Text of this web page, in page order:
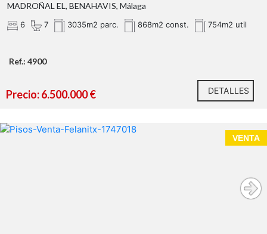
MADROÑAL EL, BENAHAVIS, Málaga
6 7 3035m2 parc. 868m2 const. 754m2 util
Ref.: 4900
Precio: 6.500.000 € DETALLES
VENTA